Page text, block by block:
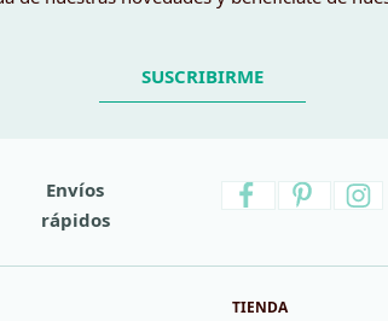
SUSCRIBIRME
Envíos
rápidos
TIENDA